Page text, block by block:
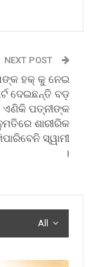
NEXT POST
ହକ୍ କୁ ନେଇ
ଦେଇଛନ୍ତି ବଡ଼
ଏଣିକି ପତ୍ନୀଙ୍କ
ଶାରୀରିକ
ସ୍ୱାମୀ
।
All